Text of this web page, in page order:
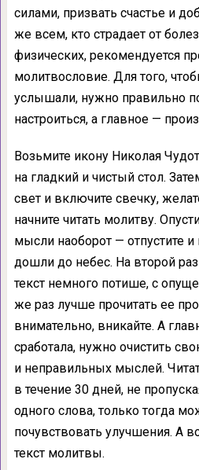
силами, призвать счастье и
же всем, кто страдает от
физических, рекомендуется
молитвословие. Для того,
услышали, нужно правильно
настроиться, а главное —
Возьмите икону Николая
на гладкий и чистый стол.
свет и включите свечку,
начните читать молитву.
мысли наоборот — отпустите
дошли до небес. На второй
текст немного потише, с
же раз лучше прочитать ее
внимательно, вникайте. А
сработала, нужно очистить
и неправильных мыслей.
в течение 30 дней, не
одного слова, только тогда
почувствовать улучшения. А
текст молитвы.